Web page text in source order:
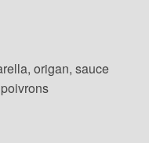
origan, sauce